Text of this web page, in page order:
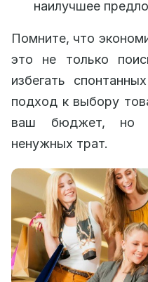
наилучшее
Помните, что
это не только
избегать
подход к выбору
ваш бюджет, но
ненужных трат.